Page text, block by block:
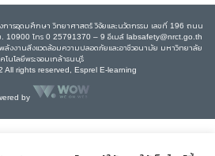
การอุดมศึกษา วิทยาศาสตร์ วิจัยและนวัตกรรม เลขที่ 196 ถนน
. 10900 โทร 0 25791370 – 9 อีเมล์ labsafety@nrct.go.th
งงานสิ่งแวดล้อมความปลอดภัยและอาชีวอนามัย มหาวิทยาลัย
โนโลยีพระจอมเกล้าธนบุรี
All rights reserved, Esprel E-learning
by